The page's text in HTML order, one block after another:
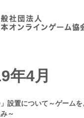
年4月
」設置について～ゲーム
～